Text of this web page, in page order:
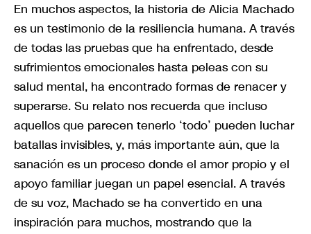
En muchos aspectos, la historia de Alicia Machado
es un testimonio de la resiliencia humana. A través
de todas las pruebas que ha enfrentado, desde
sufrimientos emocionales hasta peleas con su
salud mental, ha encontrado formas de renacer y
superarse. Su relato nos recuerda que incluso
aquellos que parecen tenerlo ‘todo’ pueden luchar
batallas invisibles, y, más importante aún, que la
sanación es un proceso donde el amor propio y el
apoyo familiar juegan un papel esencial. A través
de su voz, Machado se ha convertido en una
inspiración para muchos, mostrando que la